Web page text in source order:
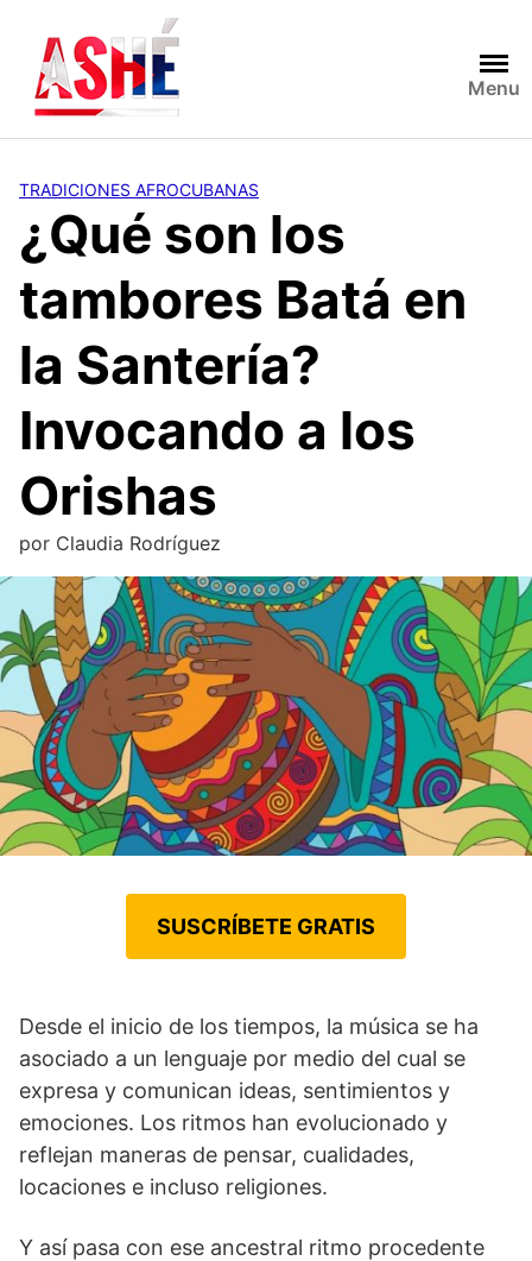
contenido
Menu
TRADICIONES AFROCUBANAS
¿Qué son los
tambores Batá en
la Santería?
Invocando a los
Orishas
por Claudia Rodríguez
SUSCRÍBETE GRATIS
Desde el inicio de los tiempos, la música se ha
asociado a un lenguaje por medio del cual se
expresa y comunican ideas, sentimientos y
emociones. Los ritmos han evolucionado y
reflejan maneras de pensar, cualidades,
locaciones e incluso religiones.
Y así pasa con ese ancestral ritmo procedente